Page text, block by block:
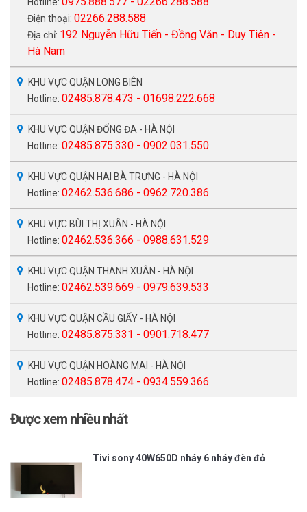
Điện thoại: 02266.288.588
Địa chỉ: 192 Nguyễn Hữu Tiến - Đồng Văn - Duy Tiên -
Hà Nam
KHU VỰC QUẬN LONG BIÊN
Hotline: 02485.878.473 - 01698.222.668
KHU VỰC QUẬN ĐỐNG ĐA - HÀ NỘI
Hotline: 02485.875.330 - 0902.031.550
KHU VỰC QUẬN HAI BÀ TRƯNG - HÀ NỘI
Hotline: 02462.536.686 - 0962.720.386
KHU VỰC BÙI THỊ XUÂN - HÀ NỘI
Hotline: 02462.536.366 - 0988.631.529
KHU VỰC QUẬN THANH XUÂN - HÀ NỘI
Hotline: 02462.539.669 - 0979.639.533
KHU VỰC QUẬN CẦU GIẤY - HÀ NỘI
Hotline: 02485.875.331 - 0901.718.477
KHU VỰC QUẬN HOÀNG MAI - HÀ NỘI
Hotline: 02485.878.474 - 0934.559.366
Được xem nhiều nhất
Tivi sony 40W650D nháy 6 nháy đèn đỏ